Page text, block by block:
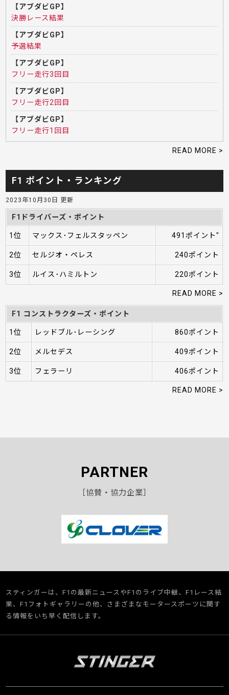
【アブダビGP】
決勝レース結果
【アブダビGP】
予選結果
【アブダビGP】
フリー走行3回目
【アブダビGP】
フリー走行2回目
【アブダビGP】
フリー走行1回目
READ MORE >
F1 ポイント・ランキング
2023年10月30日 更新
F1ドライバーズ・ポイント
1位 マックス･フェルスタッペン 491ポイント"
2位 セルジオ・ペレス 240ポイント
3位 ルイス･ハミルトン 220ポイント
READ MORE >
F1 コンストラクターズ・ポイント
1位 レッドブル･レーシング 860ポイント
2位 メルセデス 409ポイント
3位 フェラーリ 406ポイント
READ MORE >
PARTNER
［協賛・協力企業］
スティンガーは、F1の最新ニュースやF1のライブ中継、F1レース結
果、F1フォトギャラリーの他、さまざまなモータースポーツに関す
る情報をいち早く配信します。